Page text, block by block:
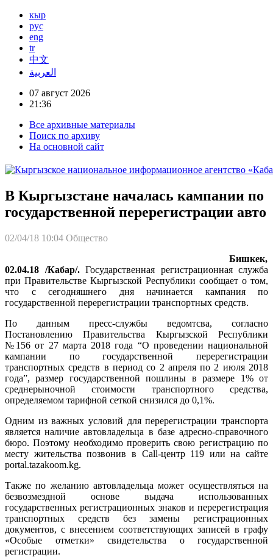
кыр
рус
eng
tr
中文
العربية
07 август 2026
21:36
Все архивные материалы
Поиск по архиву
На основной сайт
В Кыргызстане началась кампании по
государственной перерегистрации авто
02/04/18 10:04 Общество
Бишкек,
02.04.18 /Кабар/. Государственная регистрационная служба
при Правительстве Кыргызской Республики сообщает о том,
что с сегодняшнего дня начинается кампания по
государственной перерегистрации транспортных средств.
По данным пресс-службы ведомтсва, согласно
Постановлению Правительства Кыргызской Республики
№156 от 27 марта 2018 года “О проведении национальной
кампании по государственной перерегистрации
транспортных средств в период со 2 апреля по 2 июля 2018
года”, размер государственной пошлины в размере 1% от
среднерыночной стоимости транспортного средства,
определяемом тарифной сеткой снизился до 0,1%.
Одним из важных условий для перерегистрации транспорта
является наличие автовладельца в базе адресно-справочного
бюро. Поэтому необходимо проверить свою регистрацию по
месту жительства позвонив в Call-центр 119 или на сайте
portal.tazakoom.kg.
Также по желанию автовладельца может осуществляться на
безвозмездной основе выдача использованных
государственных регистрационных знаков и перерегистрация
транспортных средств без замены регистрационных
документов, с внесением соответствующих записей в графу
«Особые отметки» свидетельства о государственной
регистрации.